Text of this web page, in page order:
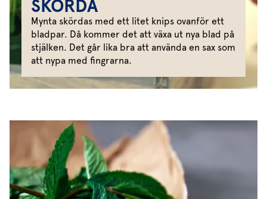
SKÖRDA
Mynta skördas med ett litet knips ovanför ett
bladpar. Då kommer det att växa ut nya blad på
stjälken. Det går lika bra att använda en sax som
att nypa med fingrarna.